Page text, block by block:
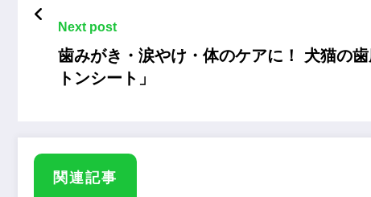
Next post
歯みがき・涙やけ・体のケアに！ 犬猫の
トンシート」
関連記事